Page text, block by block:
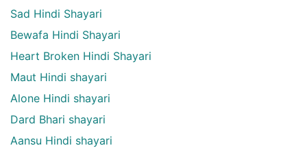
Sad Hindi Shayari
Bewafa Hindi Shayari
Heart Broken Hindi Shayari
Maut Hindi shayari
Alone Hindi shayari
Dard Bhari shayari
Aansu Hindi shayari